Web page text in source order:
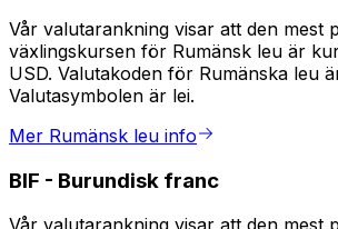
Vår valutarankning visar att den mest
växlingskursen för Rumänsk leu är
USD. Valutakoden för Rumänska leu
Valutasymbolen är lei.
Mer Rumänsk leu info
BIF - Burundisk franc